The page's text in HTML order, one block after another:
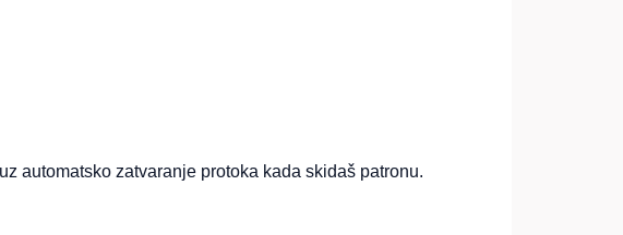
automatsko zatvaranje protoka kada skidaš patronu.